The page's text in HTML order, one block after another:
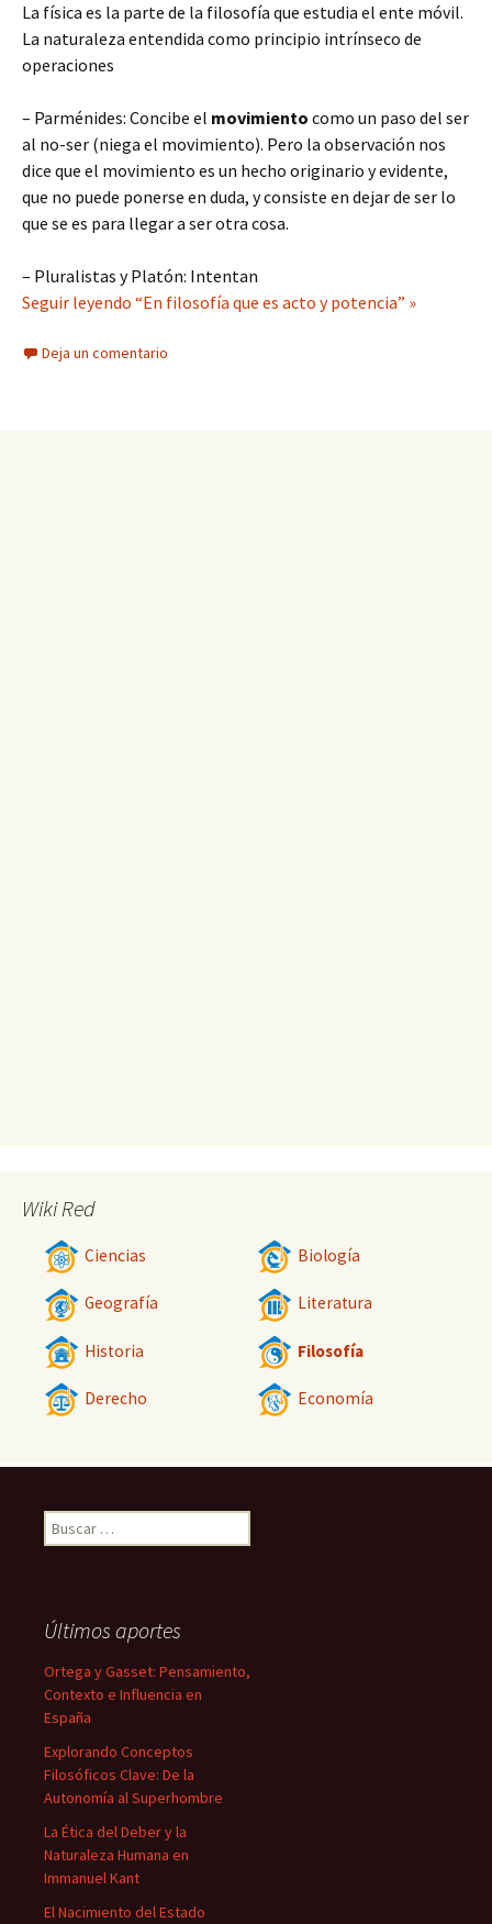
La física es la parte de la filosofía que estudia el ente móvil.
La naturaleza entendida como principio intrínseco de
operaciones
– Parménides: Concibe el movimiento como un paso del ser
al no-ser (niega el movimiento). Pero la observación nos
dice que el movimiento es un hecho originario y evidente,
que no puede ponerse en duda, y consiste en dejar de ser lo
que se es para llegar a ser otra cosa.
– Pluralistas y Platón: Intentan
Seguir leyendo “En filosofía que es acto y potencia” »
Deja un comentario
Wiki Red
Ciencias Biología
Geografía Literatura
Historia Filosofía
Derecho Economía
Buscar:
Últimos aportes
Ortega y Gasset: Pensamiento,
Contexto e Influencia en
España
Explorando Conceptos
Filosóficos Clave: De la
Autonomía al Superhombre
La Ética del Deber y la
Naturaleza Humana en
Immanuel Kant
El Nacimiento del Estado